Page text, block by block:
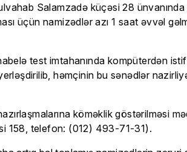
Salamzadə küçəsi 28
üçün namizədlər azı 1 saat əvvəl
habelə test imtahanında
həmçinin bu sənədlər
köməklik göstərilməsi
158, telefon: (012) 493-71-31).